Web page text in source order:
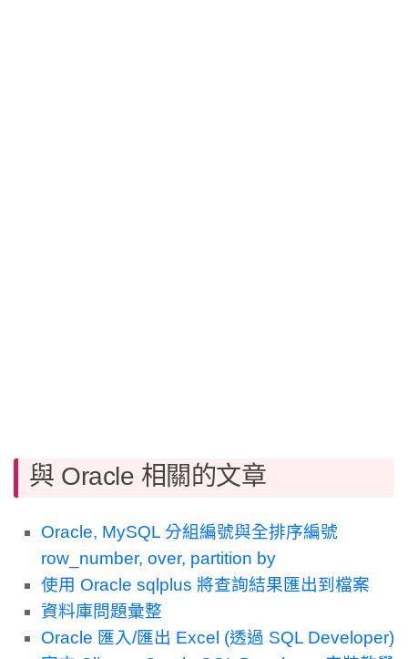
與 Oracle 相關的文章
Oracle, MySQL 分組編號與全排序編號
row_number, over, partition by
使用 Oracle sqlplus 將查詢結果匯出到檔案
資料庫問題彙整
Oracle 匯入/匯出 Excel (透過 SQL Developer)